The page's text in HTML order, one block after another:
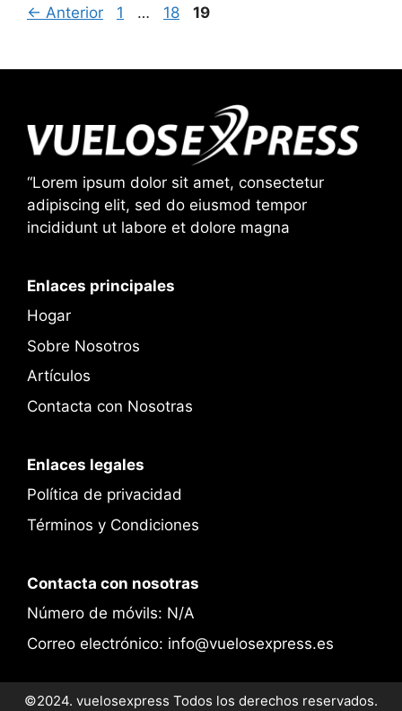
← Anterior Página
1 … Página
18 Página
19
“Lorem ipsum dolor sit amet, consectetur
adipiscing elit, sed do eiusmod tempor
incididunt ut labore et dolore magna
Enlaces principales
Hogar
Sobre Nosotros
Artículos
Contacta con Nosotras
Enlaces legales
Política de privacidad
Términos y Condiciones
Contacta con nosotras
Número de móvils: N/A
Correo electrónico: info@vuelosexpress.es
©2024. vuelosexpress Todos los derechos reservados.